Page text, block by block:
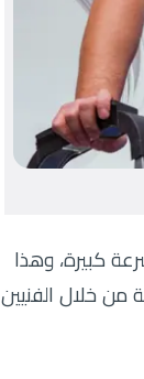
كبيرة، وهذا
من خلال الفنيين